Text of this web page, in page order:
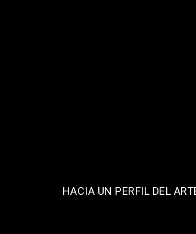
HACIA UN PERFIL DEL